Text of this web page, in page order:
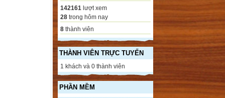
142161 lượt xem
28 trong hôm nay
8 thành viên
THÀNH VIÊN TRỰC TUYẾN
1 khách và 0 thành viên
PHẦN MỀM